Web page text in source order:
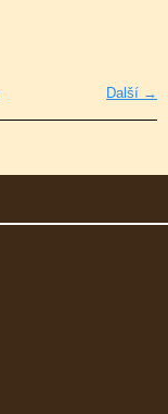
Další →